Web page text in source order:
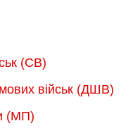
(СВ)
військ (ДШВ)
(МП)